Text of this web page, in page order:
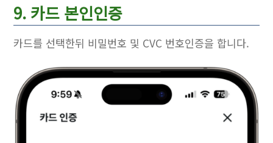
9. 카드 본인인증
카드를 선택한뒤 비밀번호 및 CVC 번호인증을 합니다.